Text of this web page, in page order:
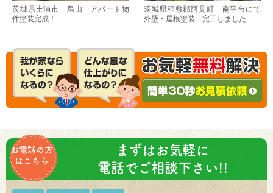
茨城県土浦市 烏山 アパート物
件塗装完成！
茨城県稲敷郡阿見町 南平台にて
外壁・屋根塗装 完工しました
お電話の方
はこちら
まずはお気軽に
電話でご相談下さい!!